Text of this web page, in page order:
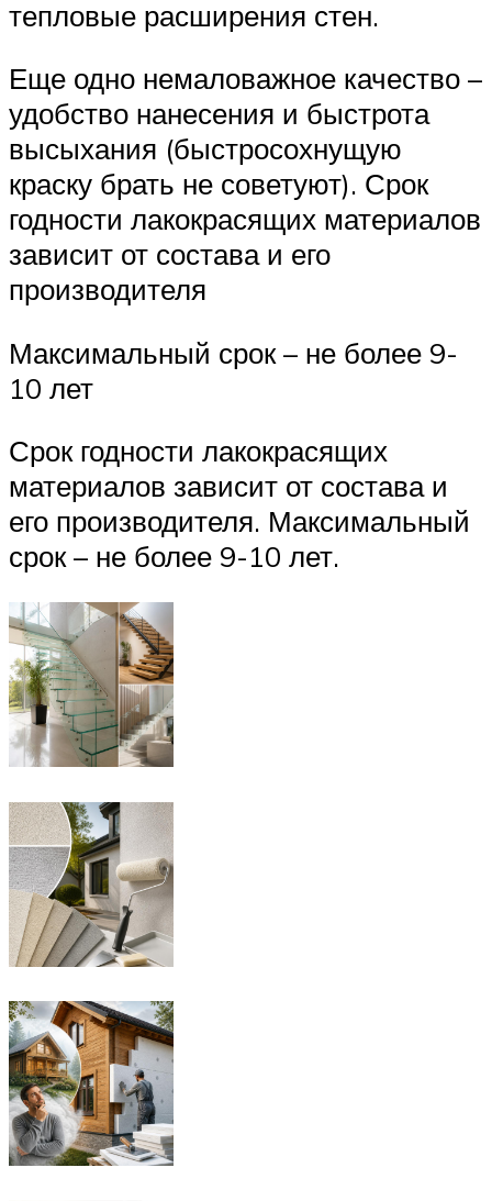
тепловые расширения стен.
Еще одно немаловажное качество –
удобство нанесения и быстрота
высыхания (быстросохнущую
краску брать не советуют). Срок
годности лакокрасящих материалов
зависит от состава и его
производителя
Максимальный срок – не более 9-
10 лет
Срок годности лакокрасящих
материалов зависит от состава и
его производителя. Максимальный
срок – не более 9-10 лет.